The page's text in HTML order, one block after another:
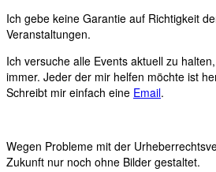
Ich gebe keine Garantie auf Richtigkeit
Veranstaltungen.
Ich versuche alle Events aktuell zu
immer. Jeder der mir helfen möchte ist
Schreibt mir einfach eine Email.
Wegen Probleme mit der
Zukunft nur noch ohne Bilder gestaltet.